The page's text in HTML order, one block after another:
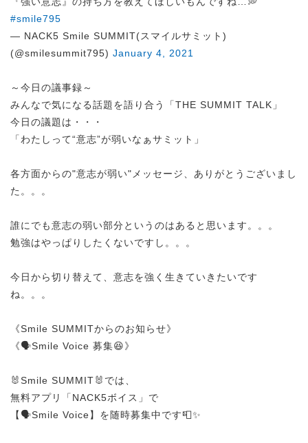
#smile795
— NACK5 Smile SUMMIT(スマイルサミット)
(@smilesummit795) January 4, 2021
～今日の議事録～
みんなで気になる話題を語り合う「THE SUMMIT TALK」
今日の議題は・・・
「わたしって“意志”が弱いなぁサミット」
各方面からの"意志が弱い"メッセージ、ありがとうございまし
た。。。
誰にでも意志の弱い部分というのはあると思います。。。
勉強はやっぱりしたくないですし。。。
今日から切り替えて、意志を強く生きていきたいです
ね。。。
《Smile SUMMITからのお知らせ》
《🗣️Smile Voice 募集😆》
🐰Smile SUMMIT🐰では、
無料アプリ「NACK5ボイス」で
【🗣️Smile Voice】を随時募集中です📮✨